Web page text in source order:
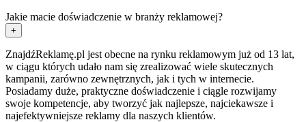
Jakie macie doświadczenie w branży reklamowej?
+
ZnajdźReklamę.pl jest obecne na rynku reklamowym już od 13 lat,
w ciągu których udało nam się zrealizować wiele skutecznych
kampanii, zarówno zewnętrznych, jak i tych w internecie.
Posiadamy duże, praktyczne doświadczenie i ciągle rozwijamy
swoje kompetencje, aby tworzyć jak najlepsze, najciekawsze i
najefektywniejsze reklamy dla naszych klientów.